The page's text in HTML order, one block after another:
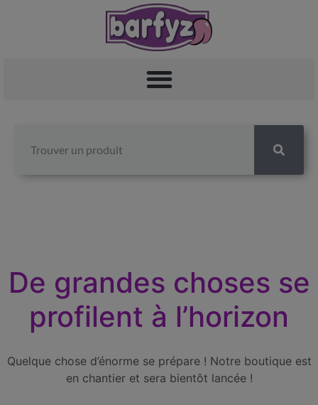
De grandes choses se
profilent à l’horizon
Quelque chose d’énorme se prépare ! Notre boutique est
en chantier et sera bientôt lancée !